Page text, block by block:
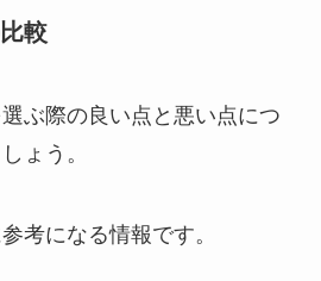
較
ぶ際の良い点と悪い点につ
ょう。
考になる情報です。